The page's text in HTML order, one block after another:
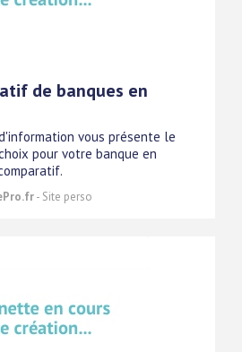
de banques en
vous présente le
pour votre banque en
- Site perso